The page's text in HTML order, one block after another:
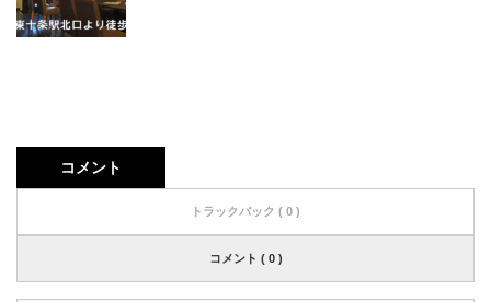
コメント
トラックバック ( 0 )
コメント ( 0 )